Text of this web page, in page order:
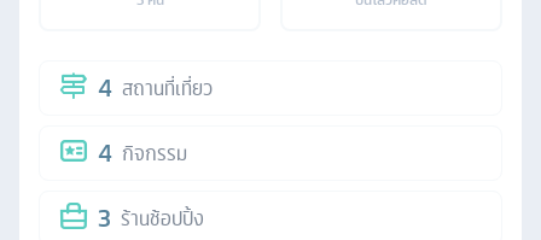
4 สถานที่เที่ยว
4 กิจกรรม
3 ร้านช้อปปิ้ง